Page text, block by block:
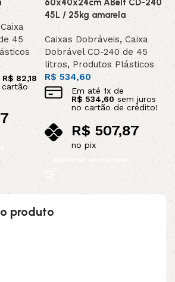
Caixa
45
R$82,18
cartão
60x40x24cm ABelt CD-240
45L / 25kg amarela
Caixas Dobráveis,Caixa
Dobrável CD-240 de 45
litros, Produtos Plásticos
R$534,60
Em até 1x de
R$ 534,60 sem juros
no cartão de crédito!
R$ 507,87
no pix
Adicionar ao carrinho
produto